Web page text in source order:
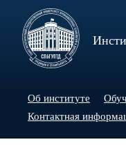
Об институте
Контактная